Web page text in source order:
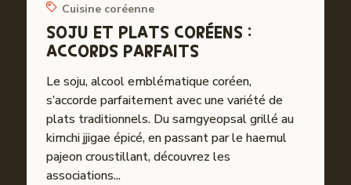
Cuisine coréenne
SOJU ET PLATS CORÉENS :
ACCORDS PARFAITS
Le soju, alcool emblématique coréen,
s’accorde parfaitement avec une variété de
plats traditionnels. Du samgyeopsal grillé au
kimchi jjigae épicé, en passant par le haemul
pajeon croustillant, découvrez les
associations...